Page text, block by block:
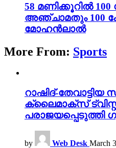
58 മണിക്കൂറിൽ
അഞ്ചാമതും 100
മോഹൻലാൽ
More From: Sports
റാഷിദ്-
ക്ലൈമാക്സ്
പരാജയപ്പെടുത്തി
by Web Desk March